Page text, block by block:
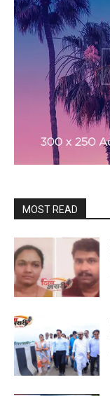
MOST READ